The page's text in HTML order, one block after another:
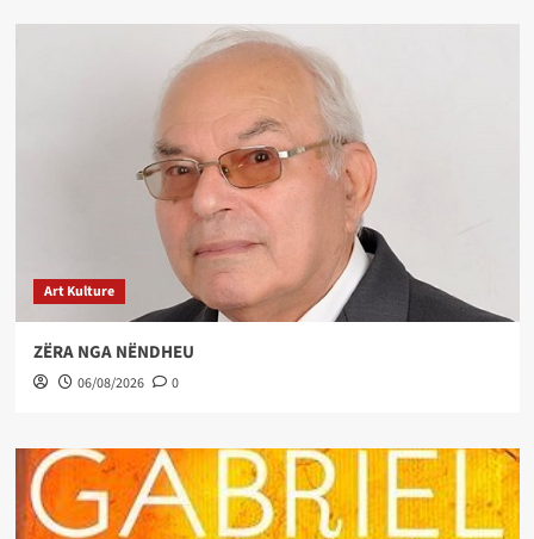
Art Kulture
ZËRA NGA NËNDHEU
06/08/2026 0